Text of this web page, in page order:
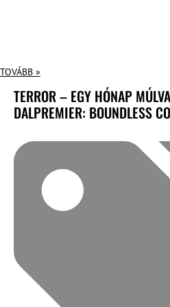
TOVÁBB »
TERROR – EGY HÓNAP
DALPREMIER: BOUNDLESS